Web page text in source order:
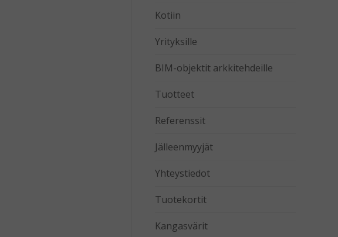
Kotiin
Yrityksille
BIM-objektit arkkitehdeille
Tuotteet
Referenssit
Jälleenmyyjät
Yhteystiedot
Tuotekortit
Kangasvärit